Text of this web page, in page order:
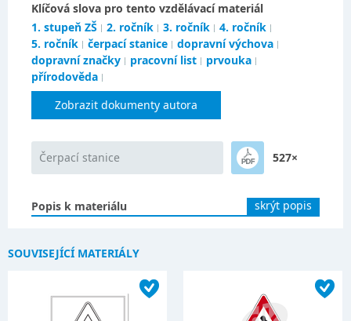
Klíčová slova pro tento vzdělávací materiál
1. stupeň ZŠ
2. ročník 3. ročník
4. ročník
5. ročník
čerpací stanice
dopravní výchova
dopravní značky
pracovní list
prvouka
přírodověda
Zobrazit dokumenty autora
Čerpací stanice 527×
Popis k materiálu skrýt popis
SOUVISEJÍCÍ MATERIÁLY